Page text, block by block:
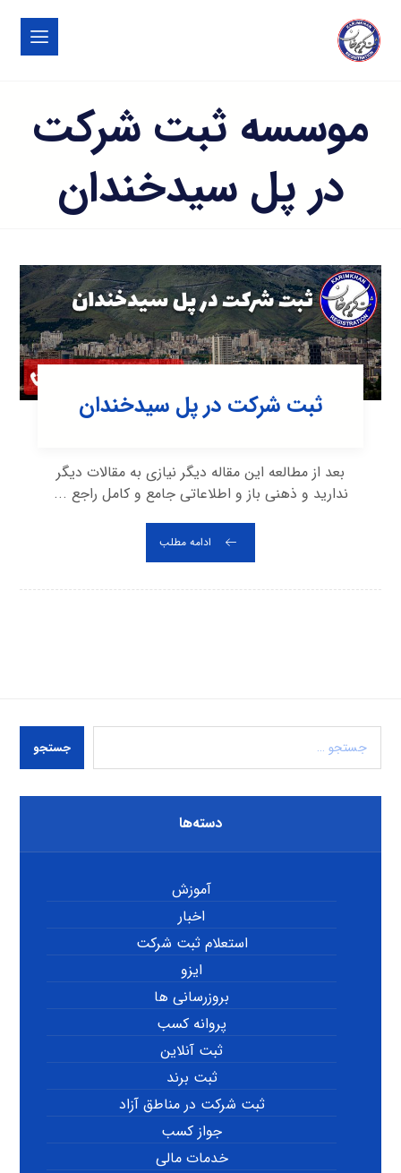
موسسه ثبت شرکت
در پل سیدخندان
ثبت شرکت در پل سیدخندان
بعد از مطالعه این مقاله دیگر نیازی به مقالات دیگر
ندارید و ذهنی باز و اطلاعاتی جامع و کامل راجع ...
ادامه مطلب
جستجو
دسته‌ها
آموزش
اخبار
استعلام ثبت شرکت
ایزو
بروزرسانی ها
پروانه کسب
ثبت آنلاین
ثبت برند
ثبت شرکت در مناطق آزاد
جواز کسب
خدمات مالی